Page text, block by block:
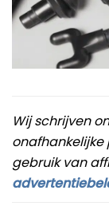
Wij schrijven
onafhankelijke
gebruik van